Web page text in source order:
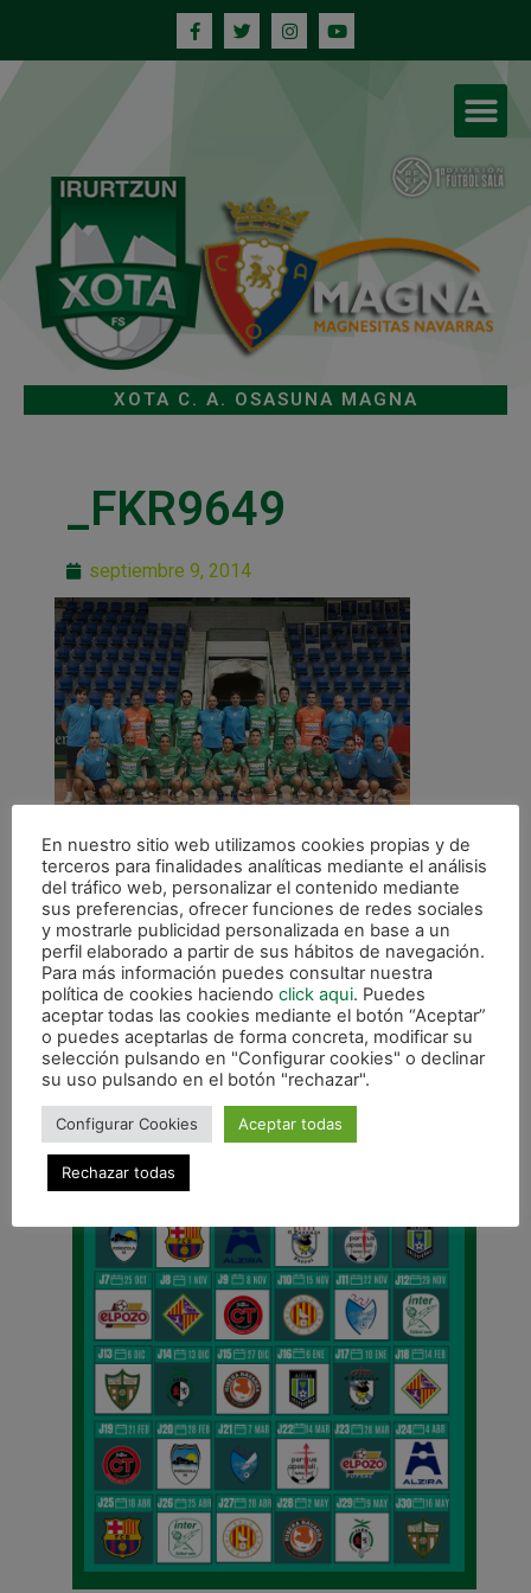
XOTA C. A. OSASUNA MAGNA
_FKR9649
septiembre 9, 2014
ANTERIOR
Equipo
CALENDARIO DE LIGA
En nuestro sitio web utilizamos cookies propias y de
terceros para finalidades analíticas mediante el análisis
del tráfico web, personalizar el contenido mediante
sus preferencias, ofrecer funciones de redes sociales
y mostrarle publicidad personalizada en base a un
perfil elaborado a partir de sus hábitos de navegación.
Para más información puedes consultar nuestra
política de cookies haciendo click aqui. Puedes
aceptar todas las cookies mediante el botón “Aceptar”
o puedes aceptarlas de forma concreta, modificar su
selección pulsando en "Configurar cookies" o declinar
su uso pulsando en el botón "rechazar".
Configurar Cookies Aceptar todas
Rechazar todas